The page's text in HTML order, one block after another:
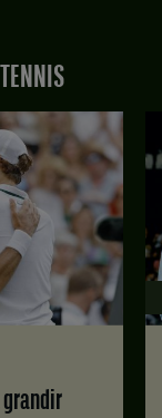
grandir